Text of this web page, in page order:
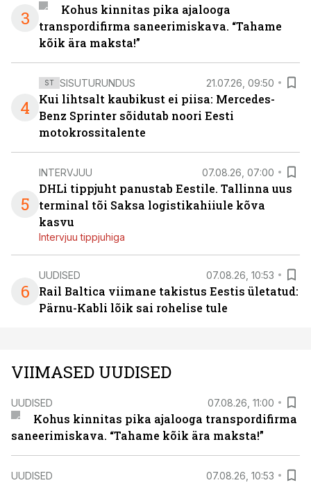
3
Kohus kinnitas pika ajalooga
transpordifirma saneerimiskava. “Tahame
kõik ära maksta!”
4
ST SISUTURUNDUS 21.07.26, 09:50
Kui lihtsalt kaubikust ei piisa: Mercedes-
Benz Sprinter sõidutab noori Eesti
motokrossitalente
5
INTERVJUU 07.08.26, 07:00
DHLi tippjuht panustab Eestile. Tallinna uus
terminal tõi Saksa logistikahiiule kõva
kasvu
Intervjuu tippjuhiga
6
UUDISED 07.08.26, 10:53
Rail Baltica viimane takistus Eestis ületatud:
Pärnu-Kabli lõik sai rohelise tule
VIIMASED UUDISED
UUDISED 07.08.26, 11:00
Kohus kinnitas pika ajalooga transpordifirma
saneerimiskava. “Tahame kõik ära maksta!”
UUDISED 07.08.26, 10:53